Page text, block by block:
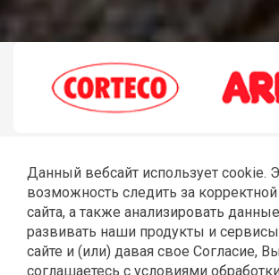
Данный вебсайт использует cookie.
возможность следить за
сайта, а также анализировать
развивать наши продукты и
сайте и (или) давая свое Согласие,
соглашаетесь с условиями